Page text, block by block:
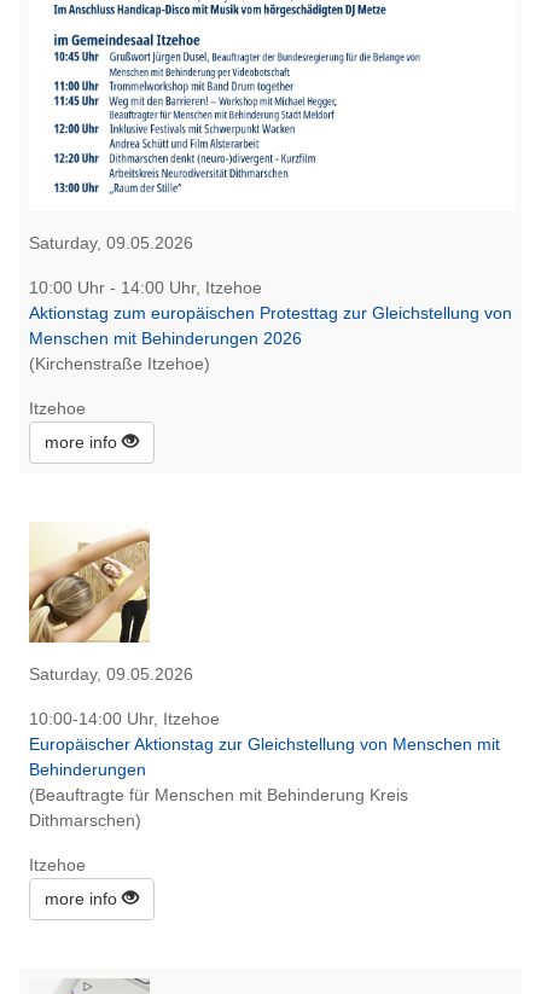
Saturday, 09.05.2026
10:00 Uhr - 14:00 Uhr, Itzehoe
Aktionstag zum europäischen Protesttag zur Gleichstellung von
Menschen mit Behinderungen 2026
(Kirchenstraße Itzehoe)
Itzehoe
more info
Saturday, 09.05.2026
10:00-14:00 Uhr, Itzehoe
Europäischer Aktionstag zur Gleichstellung von Menschen mit
Behinderungen
(Beauftragte für Menschen mit Behinderung Kreis
Dithmarschen)
Itzehoe
more info